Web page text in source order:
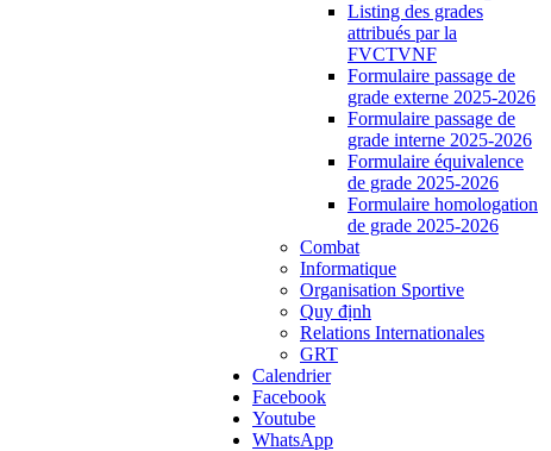
Listing des grades
attribués par la
FVCTVNF
Formulaire passage de
grade externe 2025-2026
Formulaire passage de
grade interne 2025-2026
Formulaire équivalence
de grade 2025-2026
Formulaire homologation
de grade 2025-2026
Combat
Informatique
Organisation Sportive
Quy định
Relations Internationales
GRT
Calendrier
Facebook
Youtube
WhatsApp